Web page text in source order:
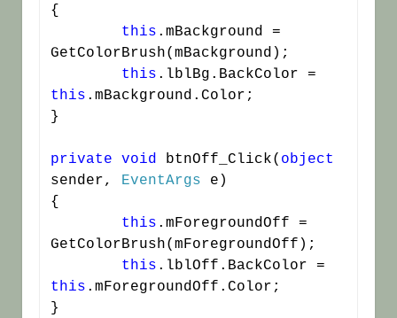
{
this .mBackground =
GetColorBrush(mBackground);
this
this .mBackground.Color;
}
private void btnOff_Click( object
sender, EventArgs e)
{
this .mForegroundOff =
GetColorBrush(mForegroundOff);
this
this .mForegroundOff.Color;
}